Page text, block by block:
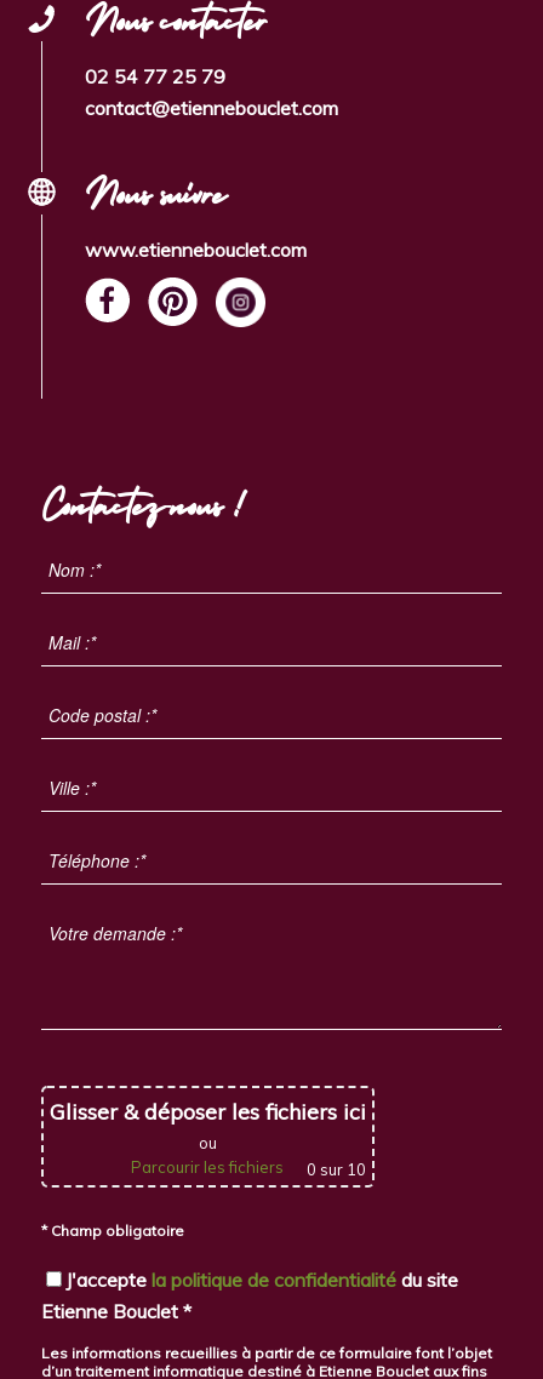
Nous contacter
02 54 77 25 79
contact@etiennebouclet.com
Nous suivre
www.etiennebouclet.com
Contactez-nous !
Glisser & déposer les fichiers ici
ou
Parcourir les fichiers
0 sur 10
* Champ obligatoire
J'accepte la politique de confidentialitédu site
Etienne Bouclet *
Les informations recueillies à partir de ce formulaire font l’objet
d’un traitement informatique destiné à Etienne Bouclet aux fins